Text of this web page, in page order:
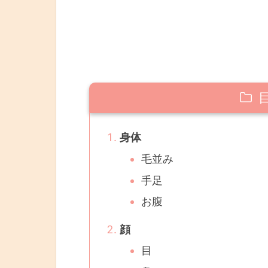
身体
毛並み
手足
お腹
顔
目